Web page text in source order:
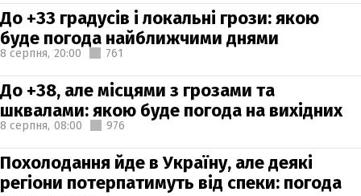
До +33 градусів і локальні грози: якою
буде погода найближчими днями
8 серпня, 20:00 761
До +38, але місцями з грозами та
шквалами: якою буде погода на вихідних
8 серпня, 08:00 976
Похолодання йде в Україну, але деякі
регіони потерпатимуть від спеки: погода